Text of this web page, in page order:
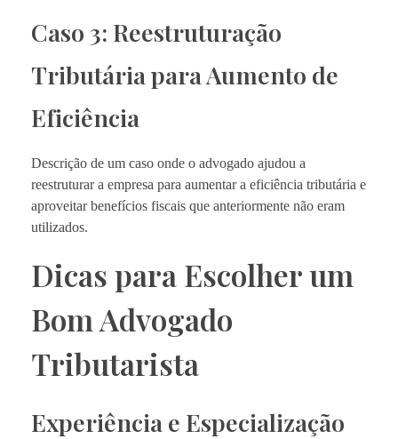
Caso 3: Reestruturação
Tributária para Aumento de
Eficiência
Descrição de um caso onde o advogado ajudou a
reestruturar a empresa para aumentar a eficiência tributária e
aproveitar benefícios fiscais que anteriormente não eram
utilizados.
Dicas para Escolher um
Bom Advogado
Tributarista
Experiência e Especialização